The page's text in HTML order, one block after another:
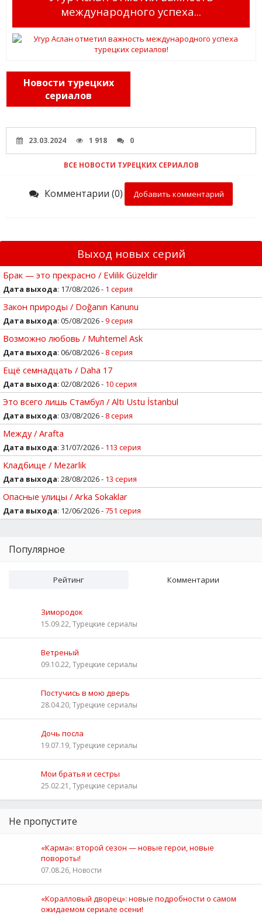
международного успеха...
Новости турецких
сериалов
23.03.2024 1 918 0
ВСЕ НОВОСТИ ТУРЕЦКИХ СЕРИАЛОВ
Комментарии (0) Добавить комментарий
Выход новых серий
Брак — это прекрасно / Evlilik Güzeldir
Дата выхода: 17/08/2026 - 1 серия
Закон природы / Doğanın Kanunu
Дата выхода: 05/08/2026 -9 серия
Возможно любовь / Muhtemel Ask
Дата выхода: 06/08/2026 - 8 серия
Ещё семнадцать / Daha 17
Дата выхода: 02/08/2026 - 10 серия
Это всего лишь Стамбул / Altı Ustu İstanbul
Дата выхода: 03/08/2026 - 8 серия
Между / Arafta
Дата выхода: 31/07/2026 - 113 серия
Кладбище / Mezarlik
Дата выхода: 28/08/2026 - 13 серия
Опасные улицы / Arka Sokaklar
Дата выхода: 12/06/2026 -751 серия
Популярное
Рейтинг Комментарии
Зимородок
15.09.22, Турецкие сериалы
Ветреный
09.10.22, Турецкие сериалы
Постучись в мою дверь
28.04.20, Турецкие сериалы
Дочь посла
19.07.19, Турецкие сериалы
Мои братья и сестры
25.02.21, Турецкие сериалы
Не пропустите
«Карма»: второй сезон — новые герои, новые
повороты!
07.08.26, Новости
«Коралловый дворец»: новые подробности о самом
ожидаемом сериале осени!